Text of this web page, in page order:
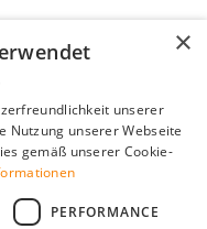
×
unserer
Nutzung unserer Webseite
gemäß unserer Cookie-
PERFORMANCE